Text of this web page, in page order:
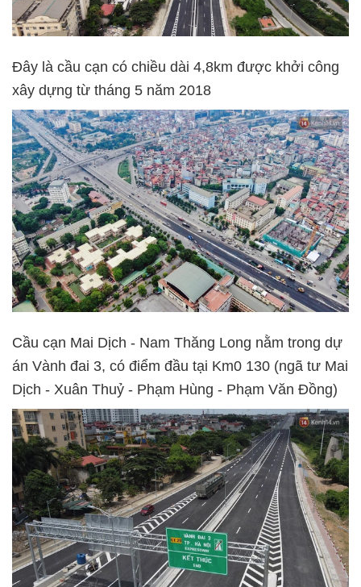
Đây là cầu cạn có chiều dài 4,8km được khởi công
xây dựng từ tháng 5 năm 2018
Cầu cạn Mai Dịch - Nam Thăng Long nằm trong dự
án Vành đai 3, có điểm đầu tại Km0 130 (ngã tư Mai
Dịch - Xuân Thuỷ - Phạm Hùng - Phạm Văn Đồng)